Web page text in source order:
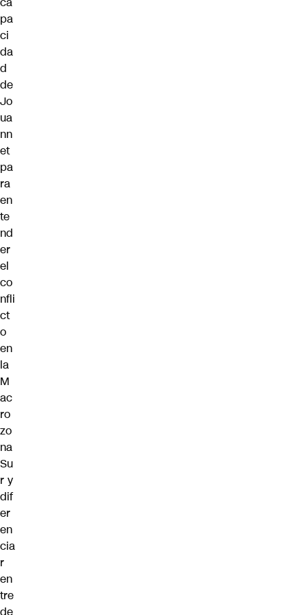
pa
ci
da
d
de
Jo
ua
nn
et
pa
ra
en
te
nd
er
el
co
nfli
ct
o
en
la
M
ac
ro
zo
na
Su
r y
dif
er
en
cia
r
en
tre
de